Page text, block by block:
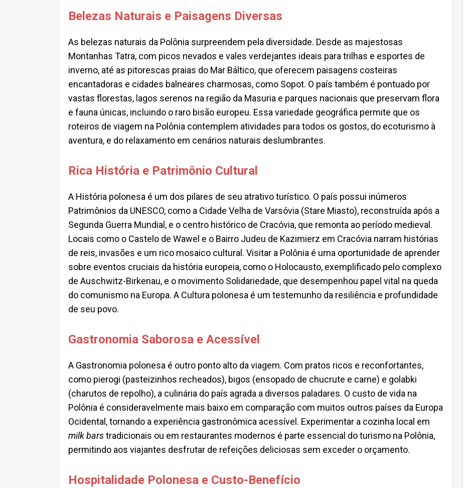
Belezas Naturais e Paisagens Diversas
As belezas naturais da Polônia surpreendem pela diversidade. Desde as majestosas
Montanhas Tatra, com picos nevados e vales verdejantes ideais para trilhas e esportes de
inverno, até as pitorescas praias do Mar Báltico, que oferecem paisagens costeiras
encantadoras e cidades balneares charmosas, como Sopot. O país também é pontuado por
vastas florestas, lagos serenos na região da Masuria e parques nacionais que preservam flora
e fauna únicas, incluindo o raro bisão europeu. Essa variedade geográfica permite que os
roteiros de viagem na Polônia contemplem atividades para todos os gostos, do ecoturismo à
aventura, e do relaxamento em cenários naturais deslumbrantes.
Rica História e Patrimônio Cultural
A História polonesa é um dos pilares de seu atrativo turístico. O país possui inúmeros
Patrimônios da UNESCO, como a Cidade Velha de Varsóvia (Stare Miasto), reconstruída após a
Segunda Guerra Mundial, e o centro histórico de Cracóvia, que remonta ao período medieval.
Locais como o Castelo de Wawel e o Bairro Judeu de Kazimierz em Cracóvia narram histórias
de reis, invasões e um rico mosaico cultural. Visitar a Polônia é uma oportunidade de aprender
sobre eventos cruciais da história europeia, como o Holocausto, exemplificado pelo complexo
de Auschwitz-Birkenau, e o movimento Solidariedade, que desempenhou papel vital na queda
do comunismo na Europa. A Cultura polonesa é um testemunho da resiliência e profundidade
de seu povo.
Gastronomia Saborosa e Acessível
A Gastronomia polonesa é outro ponto alto da viagem. Com pratos ricos e reconfortantes,
como pierogi (pasteizinhos recheados), bigos (ensopado de chucrute e carne) e golabki
(charutos de repolho), a culinária do país agrada a diversos paladares. O custo de vida na
Polônia é consideravelmente mais baixo em comparação com muitos outros países da Europa
Ocidental, tornando a experiência gastronômica acessível. Experimentar a cozinha local em
milk barstradicionais ou em restaurantes modernos é parte essencial do turismo na Polônia,
permitindo aos viajantes desfrutar de refeições deliciosas sem exceder o orçamento.
Hospitalidade Polonesa e Custo-Benefício